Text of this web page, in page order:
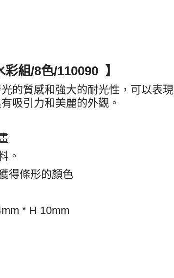
組/8色/110090 】
的質感和強大的耐光性，可以表現
吸引力和美麗的外觀。
。
得條形的顏色
* H 10mm